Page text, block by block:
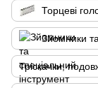
Торцеві
Зйомники
Тріскачки,